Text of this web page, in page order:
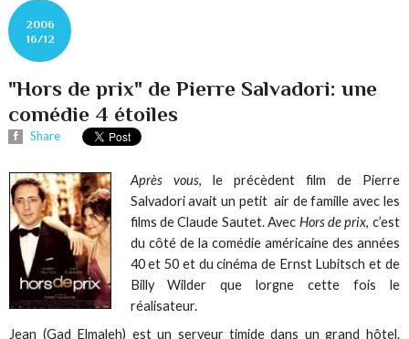
2006
16/12
"Hors de prix" de Pierre Salvadori: une
comédie 4 étoiles
Share
Après vous, le précèdent film de Pierre
Salvadori avait un petit air de famille avec les
films de Claude Sautet. Avec Hors de prix, c’est
du côté de la comédie américaine des années
40 et 50 et du cinéma de Ernst Lubitsch et de
Billy Wilder que lorgne cette fois le
réalisateur.
Jean (Gad Elmaleh) est un serveur timide dans un grand hôtel.